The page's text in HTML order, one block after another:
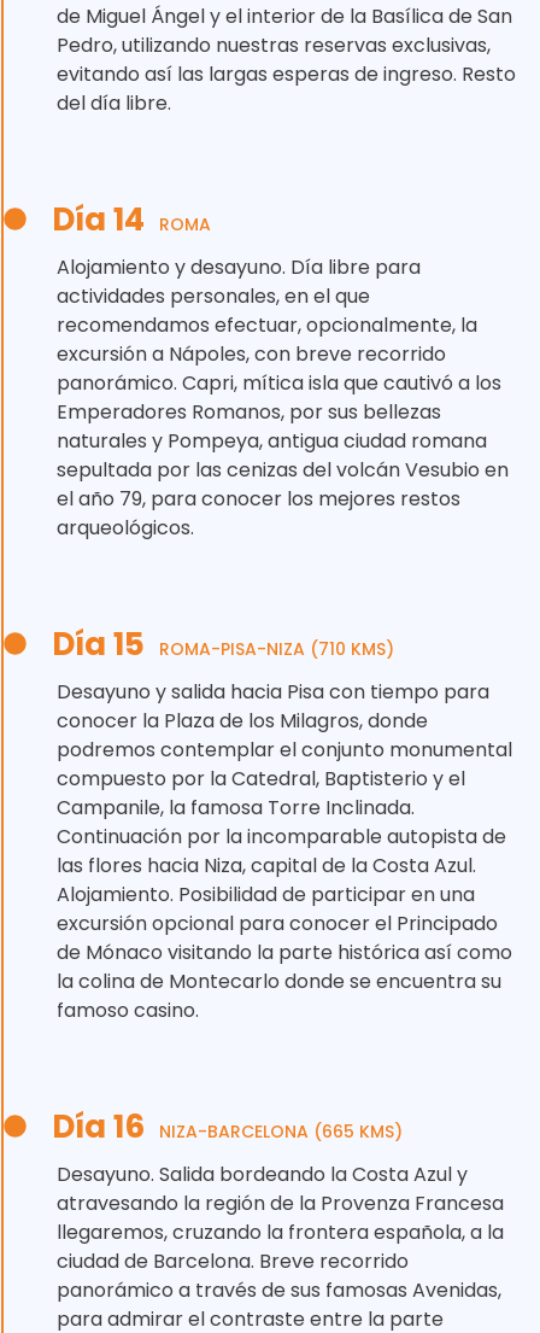
de Miguel Ángel y el interior de la Basílica de San
Pedro, utilizando nuestras reservas exclusivas,
evitando así las largas esperas de ingreso. Resto
del día libre.
Día 14 ROMA
Alojamiento y desayuno. Día libre para
actividades personales, en el que
recomendamos efectuar, opcionalmente, la
excursión a Nápoles, con breve recorrido
panorámico. Capri, mítica isla que cautivó a los
Emperadores Romanos, por sus bellezas
naturales y Pompeya, antigua ciudad romana
sepultada por las cenizas del volcán Vesubio en
el año 79, para conocer los mejores restos
arqueológicos.
Día 15 ROMA-PISA-NIZA (710 KMS)
Desayuno y salida hacia Pisa con tiempo para
conocer la Plaza de los Milagros, donde
podremos contemplar el conjunto monumental
compuesto por la Catedral, Baptisterio y el
Campanile, la famosa Torre Inclinada.
Continuación por la incomparable autopista de
las flores hacia Niza, capital de la Costa Azul.
Alojamiento. Posibilidad de participar en una
excursión opcional para conocer el Principado
de Mónaco visitando la parte histórica así como
la colina de Montecarlo donde se encuentra su
famoso casino.
Día 16 NIZA-BARCELONA (665 KMS)
Desayuno. Salida bordeando la Costa Azul y
atravesando la región de la Provenza Francesa
llegaremos, cruzando la frontera española, a la
ciudad de Barcelona. Breve recorrido
panorámico a través de sus famosas Avenidas,
para admirar el contraste entre la parte